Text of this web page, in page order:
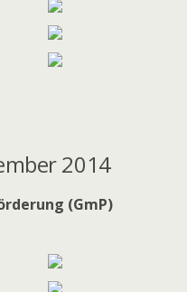
2014
(GmP)